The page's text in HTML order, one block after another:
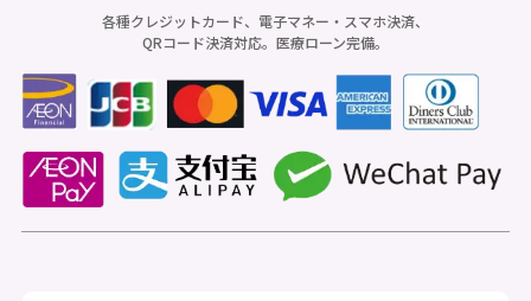
各種クレジットカード、電子マネー・スマホ決済、
QRコード決済対応。医療ローン完備。